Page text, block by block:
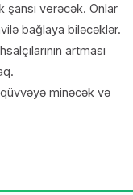
şansı verəcək. Onlar
bağlaya biləcəklər.
artması
minəcək və